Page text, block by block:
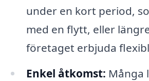
under en kort period,
med en flytt, eller
företaget erbjuda
Enkel åtkomst: Många